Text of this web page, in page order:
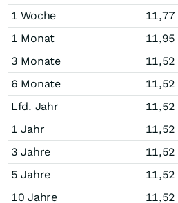
1 Woche
11,77
1 Monat
11,95
3 Monate
11,52
6 Monate
11,52
Lfd. Jahr
11,52
1 Jahr
11,52
3 Jahre
11,52
5 Jahre
11,52
10 Jahre
11,52